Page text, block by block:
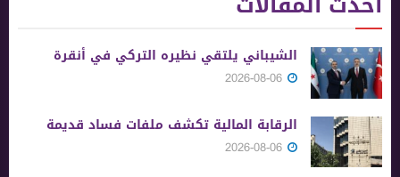
الشيباني يلتقي نظيره التركي في أنقرة
الرقابة المالية تكشف ملفات فساد قديمة